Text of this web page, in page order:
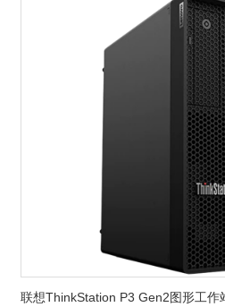
联想ThinkStation P3 Gen2图形工作